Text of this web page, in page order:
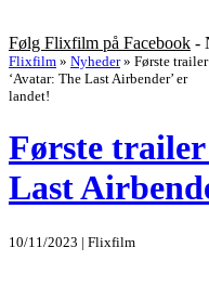
Følg Flixfilm på Facebook -
Flixfilm » Nyheder » Første
‘Avatar: The Last Airbender’ er
landet!
Første
Last
10/11/2023 | Flixfilm